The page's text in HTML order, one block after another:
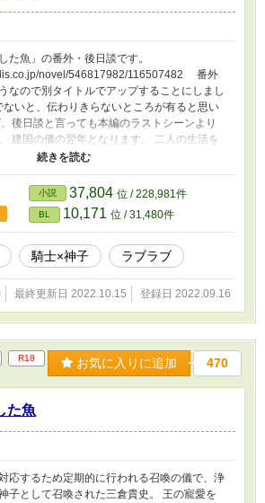
た魚」の番外・後日談です。
novel/546817982/116507482 番外
なので別タイトルでアップすることにしまし
いと、伝わりきらないところが有ると思い
後日談と言っても本編のラストシーンより
建国の儀の翌年となります。 二人の生活を
・三倉貴史（タカ）と護衛騎士であり伴侶の
ンがうっかり漏らした神子の誕生日を耳に
っておくはずも無く。 『神子様生誕祭』を
に大仰になっていく事に引き気味だった
泉地が貰えることになったタカは、俄然発奮
すらラブ語りなだけで、さほどの危機が訪
ハリ的には薄目です。 どちらかと言えばコ
ます。 本編「釣った魚、逃した魚」は終始
線）でしたが、 本作では、神子様・タカ目
す。 本編「釣った魚、逃した魚」では崇拝
。 あと、一応、今回も調子に乗らないよう
の縛りを設けてみました。 ですが、連載回
投稿しています。
小説 37,804 位 / 228,981件
BL 10,171 位 / 31,480件
騎士×神子 ラブラブ
最終更新日 2022.10.15 登録日 2022.09.16
R18 お気に入りに追加 470
た魚
応するため定期的に行われる召喚の儀で、浄
子として召喚された三倉貴史。 王の寵愛を